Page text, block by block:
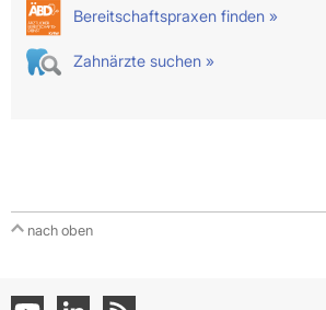
Bereitschaftspraxen finden »
Zahnärzte suchen »
nach oben